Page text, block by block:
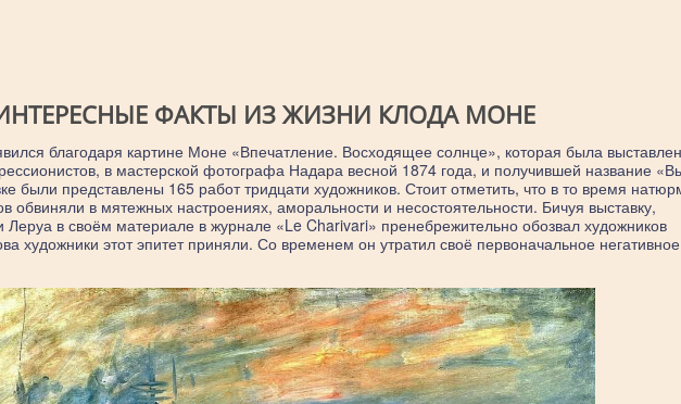
ФАКТЫ ИЗ ЖИЗНИ КЛОДА МОНЕ
благодаря картине Моне «Впечатление. Восходящее солнце», которая была
в мастерской фотографа Надара весной 1874 года, и получившей название
были представлены 165 работ тридцати художников. Стоит отметить, что в то время
обвиняли в мятежных настроениях, аморальности и несостоятельности. Бичуя выставку,
Леруа в своём материале в журнале «Le Charivari» пренебрежительно обозвал художников
художники этот эпитет приняли. Со временем он утратил своё первоначальное негативное